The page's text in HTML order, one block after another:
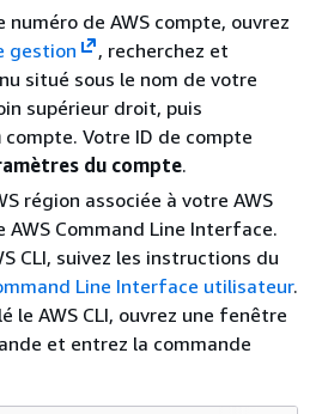
numéro de AWS compte, ouvrez
gestion
, recherchez et
situé sous le nom de votre
supérieur droit, puis
compte. Votre ID de compte
du compte.
région associée à votre AWS
Command Line Interface.
CLI, suivez les instructions du
Line Interface utilisateur.
le AWS CLI, ouvrez une fenêtre
et entrez la commande